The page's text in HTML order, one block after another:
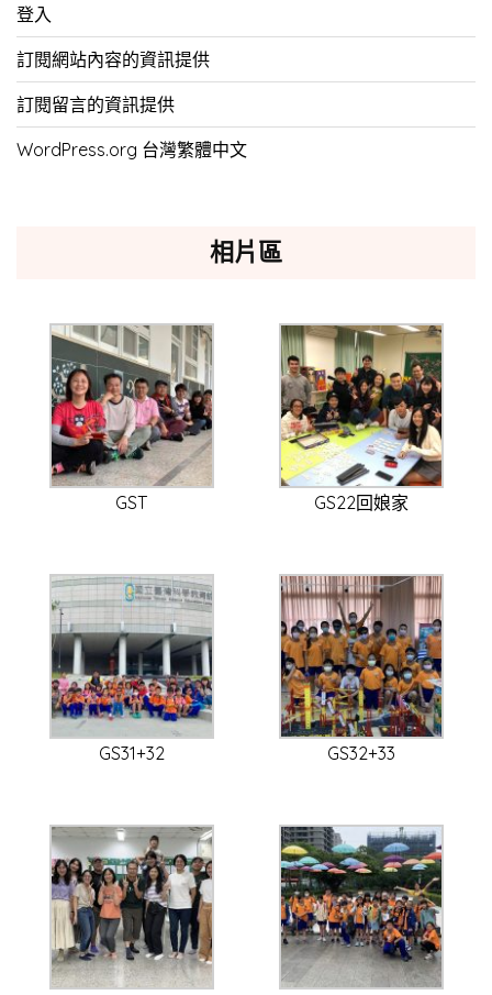
登入
訂閱網站內容的資訊提供
訂閱留言的資訊提供
WordPress.org 台灣繁體中文
相片區
GST GS22回娘家
GS31+32 GS32+33